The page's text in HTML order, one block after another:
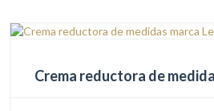
Crema reductora de